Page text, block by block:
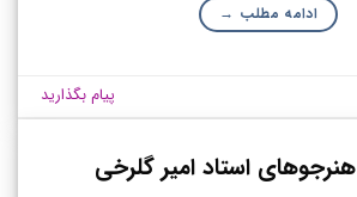
ادامه مطلب →
پیام بگذارید
هنرجوهای استاد امیر گلرخی